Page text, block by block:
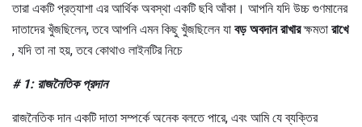
তারা একটি প্রত্যাশা এর আর্থিক অবস্থা একটি ছবি আঁকা। আপনি যদি উচ্চ গুণমানের
দাতাদের খুঁজছিলেন, তবে আপনি এমন কিছু খুঁজছিলেন যা বড় অবদান রাখারক্ষমতা রাখে
, যদি তা না হয়, তবে কোথাও লাইনটির নিচে
# 1: রাজনৈতিক প্রদান
রাজনৈতিক দান একটি দাতা সম্পর্কে অনেক বলতে পারে, এবং আমি যে ব্যক্তির